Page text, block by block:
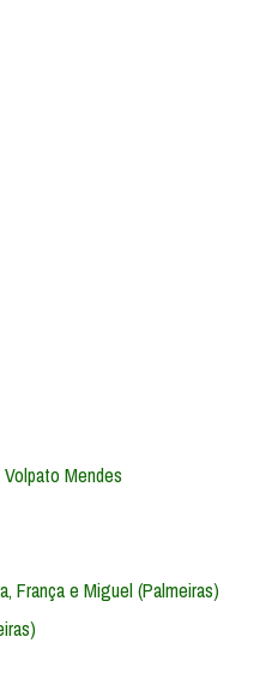
Mendes
França e Miguel (Palmeiras)